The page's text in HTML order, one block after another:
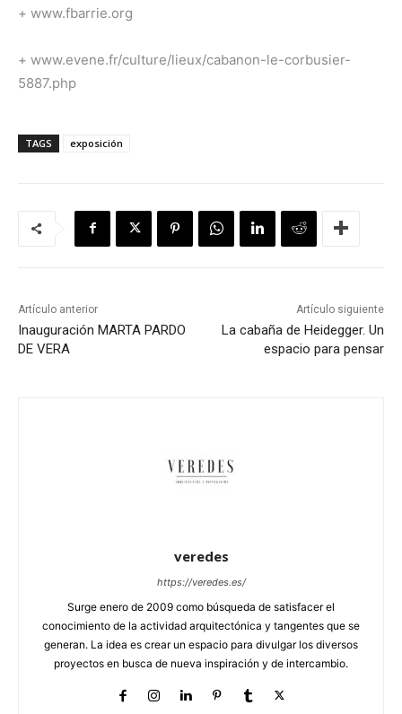
+ www.fbarrie.org
+ www.evene.fr/culture/lieux/cabanon-le-corbusier-
5887.php
TAGS exposición
Artículo anterior
Inauguración MARTA PARDO
Artículo siguiente
La cabaña de Heidegger. Un
espacio para pensar
veredes
https://veredes.es/
Surge enero de 2009 como búsqueda de satisfacer el
conocimiento de la actividad arquitectónica y tangentes que se
generan. La idea es crear un espacio para divulgar los diversos
proyectos en busca de nueva inspiración y de intercambio.